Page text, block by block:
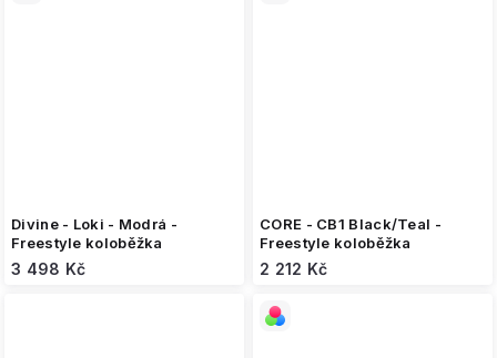
Divine - Loki - Modrá -
Freestyle koloběžka
3 498 Kč
CORE - CB1 Black/Teal -
Freestyle koloběžka
2 212 Kč